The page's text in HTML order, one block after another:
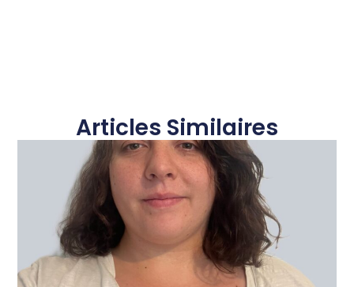
Articles Similaires